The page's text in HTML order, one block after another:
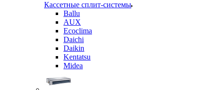
Кассетные сплит-системы
Ballu
AUX
Ecoclima
Daichi
Daikin
Kentatsu
Midea